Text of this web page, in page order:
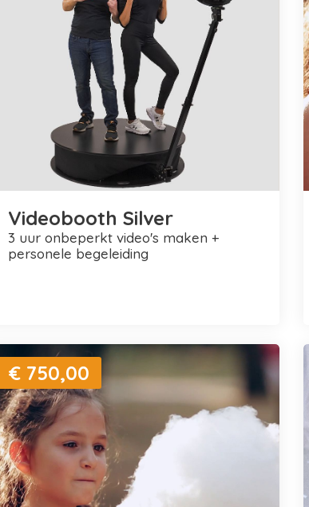
Videobooth Silver
3 uur onbeperkt video's maken +
personele begeleiding
€ 750,00